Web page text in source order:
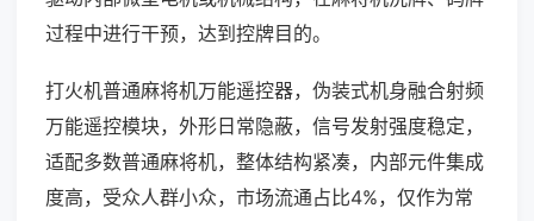
过程中进行干预，达到控牌目的。
打火机普通麻将机万能遥控器，伪装式机身融合射频
万能遥控模块，外形日常隐蔽，信号发射强度稳定，
适配多数普通麻将机，整体结构紧凑，内部元件集成
度高，受众人群小众，市场流通占比4%，仅作为常